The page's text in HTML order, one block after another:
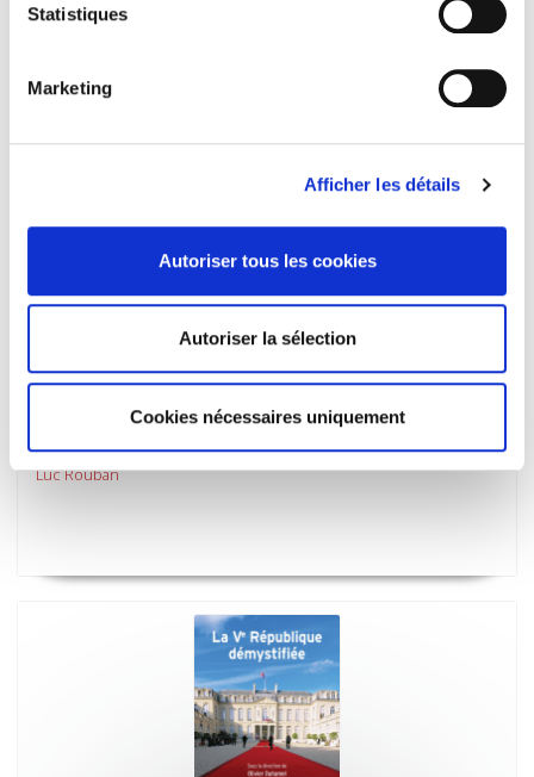
Statistiques
Marketing
Afficher les détails
Autoriser tous les cookies
Autoriser la sélection
Cookies nécessaires uniquement
La matière noire de la démocratie
Le Paradoxe du macronisme
Luc Rouban